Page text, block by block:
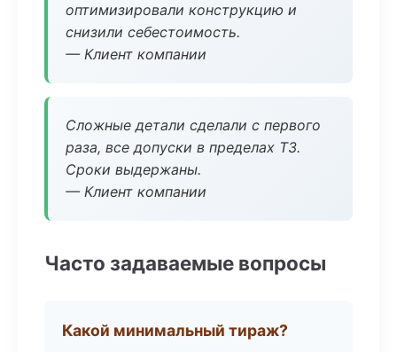
оптимизировали конструкцию и
снизили себестоимость.
— Клиент компании
Сложные детали сделали с первого
раза, все допуски в пределах ТЗ.
Сроки выдержаны.
— Клиент компании
Часто задаваемые вопросы
Какой минимальный тираж?